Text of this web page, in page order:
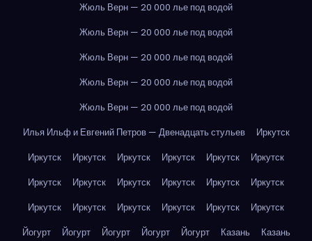
Жюль Верн — 20 000 лье под водой
Жюль Верн — 20 000 лье под водой
Жюль Верн — 20 000 лье под водой
Жюль Верн — 20 000 лье под водой
Жюль Верн — 20 000 лье под водой
Илья Ильф и Евгений Петров — Двенадцать стульев
Иркутск
Иркутск
Иркутск Иркутск Иркутск Иркутск
Иркутск
Иркутск
Иркутск Иркутск Иркутск Иркутск
Иркутск
Иркутск
Иркутск Иркутск Иркутск Иркутск
Иркутск
Йогурт
Йогурт Йогурт Йогурт Йогурт Казань
Казань